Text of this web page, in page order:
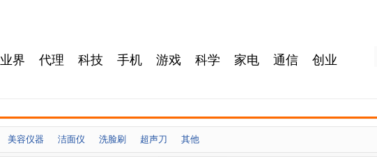
业界 代理 科技 手机 游戏 科学 家电 通信 创业
美容仪器 洁面仪 洗脸刷 超声刀 其他